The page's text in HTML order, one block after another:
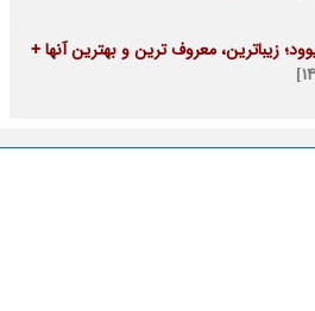
زیباترین، معروف ترین و بهترین آنها +